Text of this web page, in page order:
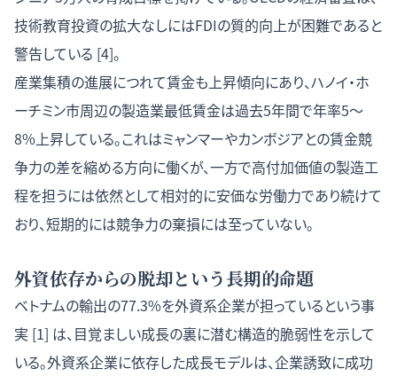
技術教育投資の拡大なしにはFDIの質的向上が困難であると
警告している [4]。
産業集積の進展につれて賃金も上昇傾向にあり、ハノイ・ホ
ーチミン市周辺の製造業最低賃金は過去5年間で年率5〜
8%上昇している。これはミャンマーやカンボジアとの賃金競
争力の差を縮める方向に働くが、一方で高付加価値の製造工
程を担うには依然として相対的に安価な労働力であり続けて
おり、短期的には競争力の棄損には至っていない。
外資依存からの脱却という長期的命題
ベトナムの輸出の77.3%を外資系企業が担っているという事
実 [1] は、目覚ましい成長の裏に潜む構造的脆弱性を示して
いる。外資系企業に依存した成長モデルは、企業誘致に成功